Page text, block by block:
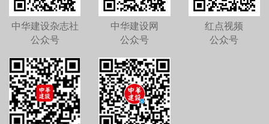
中华建设杂志社
公众号
中华建设网
公众号
红点视频
公众号